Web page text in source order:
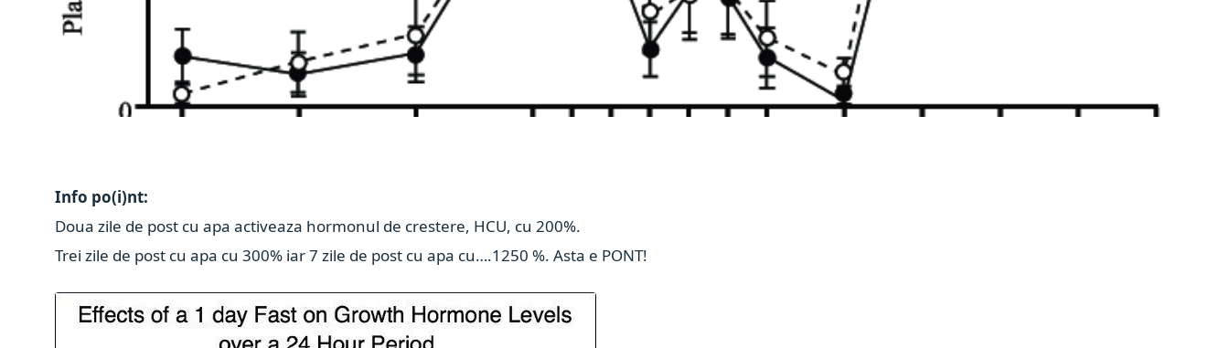
Info po(i)nt:
Doua zile de post cu apa activeaza hormonul de crestere, HCU, cu 200%.
Trei zile de post cu apa cu 300% iar 7 zile de post cu apa cu….1250 %. Asta e PONT!